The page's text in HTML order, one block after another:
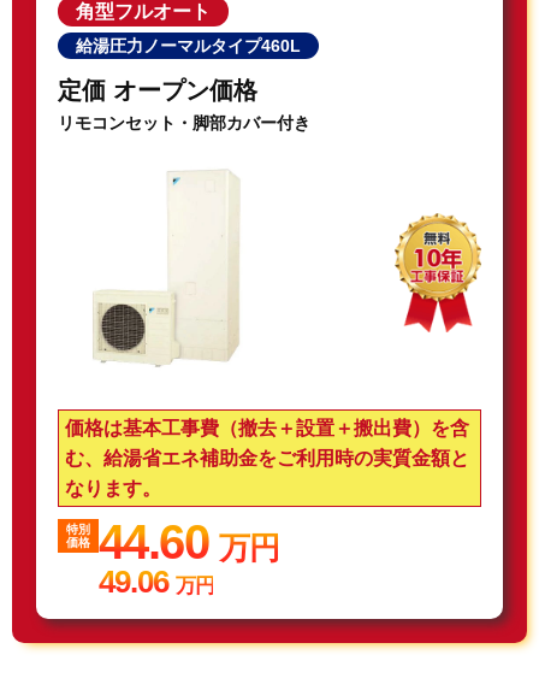
角型フルオート
給湯圧力ノーマルタイプ460L
定価 オープン価格
リモコンセット・脚部カバー付き
価格は基本工事費（撤去＋設置＋搬出費）を含
む、給湯省エネ補助金をご利用時の実質金額と
なります。
特別
価格
44.60万円
49.06 万円